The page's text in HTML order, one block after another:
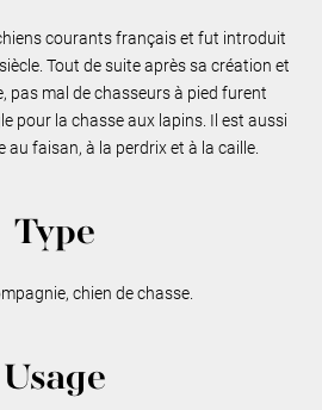
courants français et fut introduit
Tout de suite après sa création et
pas mal de chasseurs à pied furent
pour la chasse aux lapins. Il est aussi
au faisan, à la perdrix et à la caille.
Type
chien de chasse.
Usage